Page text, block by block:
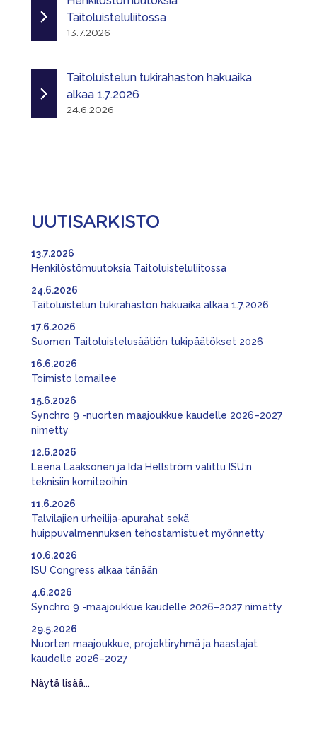
Taitoluisteluliitossa
13.7.2026
Taitoluistelun tukirahaston hakuaika
alkaa 1.7.2026
24.6.2026
UUTISARKISTO
Henkilöstömuutoksia Taitoluisteluliitossa
13.7.2026
Taitoluistelun tukirahaston hakuaika alkaa 1.7.2026
24.6.2026
Suomen Taitoluistelusäätiön tukipäätökset 2026
17.6.2026
Toimisto lomailee
16.6.2026
Synchro 9 -nuorten maajoukkue kaudelle 2026–2027
nimetty
15.6.2026
Leena Laaksonen ja Ida Hellström valittu ISU:n
teknisiin komiteoihin
12.6.2026
Talvilajien urheilija-apurahat sekä
huippuvalmennuksen tehostamistuet myönnetty
11.6.2026
ISU Congress alkaa tänään
10.6.2026
Synchro 9 -maajoukkue kaudelle 2026–2027 nimetty
4.6.2026
Nuorten maajoukkue, projektiryhmä ja haastajat
kaudelle 2026–2027
29.5.2026
Näytä lisää...